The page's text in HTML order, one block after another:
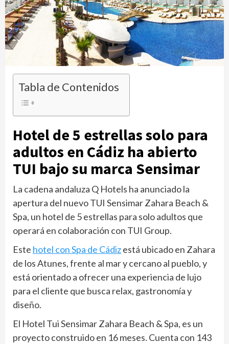
Tabla de Contenidos
Hotel de 5 estrellas solo para
adultos en Cádiz ha abierto
TUI bajo su marca Sensimar
La cadena andaluza Q Hotels ha anunciado la
apertura del nuevo TUI Sensimar Zahara Beach &
Spa, un hotel de 5 estrellas para solo adultos que
operará en colaboración con TUI Group.
Este hotel con Spa de Cádizestá ubicado en Zahara
de los Atunes, frente al mar y cercano al pueblo, y
está orientado a ofrecer una experiencia de lujo
para el cliente que busca relax, gastronomía y
diseño.
El Hotel Tui Sensimar Zahara Beach & Spa, es un
proyecto construido en 16 meses. Cuenta con 143